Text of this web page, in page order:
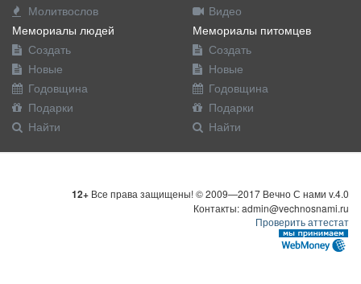
Молитвослов
Видео
Мемориалы людей
Создать
Новые
Годовщина
Подарки
Найти
Мемориалы питомцев
Создать
Новые
Годовщина
Подарки
Найти
12+ Все права защищены! © 2009—2017 Вечно С нами v.4.0
Контакты: admin@vechnosnami.ru
Проверить аттестат